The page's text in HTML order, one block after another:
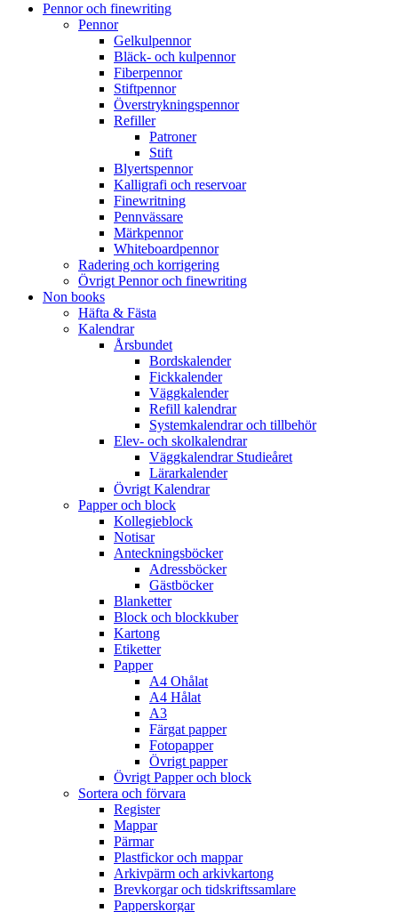
Pennor och finewriting
Pennor
Gelkulpennor
Bläck- och kulpennor
Fiberpennor
Stiftpennor
Överstrykningspennor
Refiller
Patroner
Stift
Blyertspennor
Kalligrafi och reservoar
Finewritning
Pennvässare
Märkpennor
Whiteboardpennor
Radering och korrigering
Övrigt Pennor och finewriting
Non books
Häfta & Fästa
Kalendrar
Årsbundet
Bordskalender
Fickkalender
Väggkalender
Refill kalendrar
Systemkalendrar och tillbehör
Elev- och skolkalendrar
Väggkalendrar Studieåret
Lärarkalender
Övrigt Kalendrar
Papper och block
Kollegieblock
Notisar
Anteckningsböcker
Adressböcker
Gästböcker
Blanketter
Block och blockkuber
Kartong
Etiketter
Papper
A4 Ohålat
A4 Hålat
A3
Färgat papper
Fotopapper
Övrigt papper
Övrigt Papper och block
Sortera och förvara
Register
Mappar
Pärmar
Plastfickor och mappar
Arkivpärm och arkivkartong
Brevkorgar och tidskriftssamlare
Papperskorgar